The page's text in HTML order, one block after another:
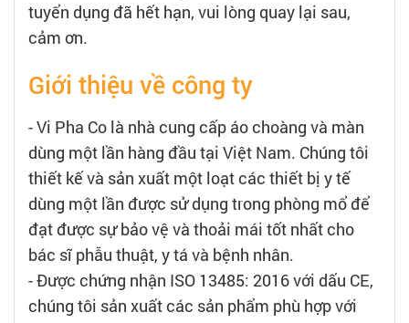
Nhà tuyển dụng
tuyển dụng đã hết hạn, vui lòng quay lại sau,
cảm ơn.
Giới thiệu về công ty
- Vi Pha Co là nhà cung cấp áo choàng và màn
dùng một lần hàng đầu tại Việt Nam. Chúng tôi
thiết kế và sản xuất một loạt các thiết bị y tế
dùng một lần được sử dụng trong phòng mổ để
đạt được sự bảo vệ và thoải mái tốt nhất cho
bác sĩ phẫu thuật, y tá và bệnh nhân.
- Được chứng nhận ISO 13485: 2016 với dấu CE,
chúng tôi sản xuất các sản phẩm phù hợp với